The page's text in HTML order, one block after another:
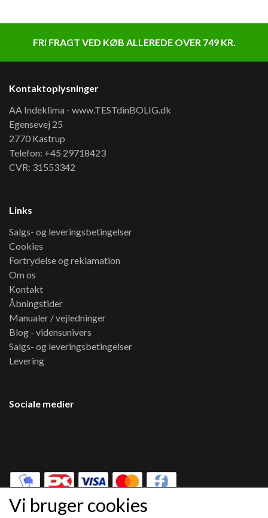
FRI FRAGT VED KØB ALLEREDE OVER 749 KR.
Kontaktoplysninger
AA Indeklima - www.TESTdinBOLIG.dk
Egensevej 25
2770 Kastrup
Telefon: +45 29718423
CVR: 31553342
Links
Salgs- og leveringsbetingelser
Cookies
Fortrydelse og reklamation
Om os
Kontakt
Åbningstider
Manualer / vejledninger
Blog - vidensunivers
Salgs- og leveringsbetingelser
Levering
Sociale medier
Vi bruger cookies